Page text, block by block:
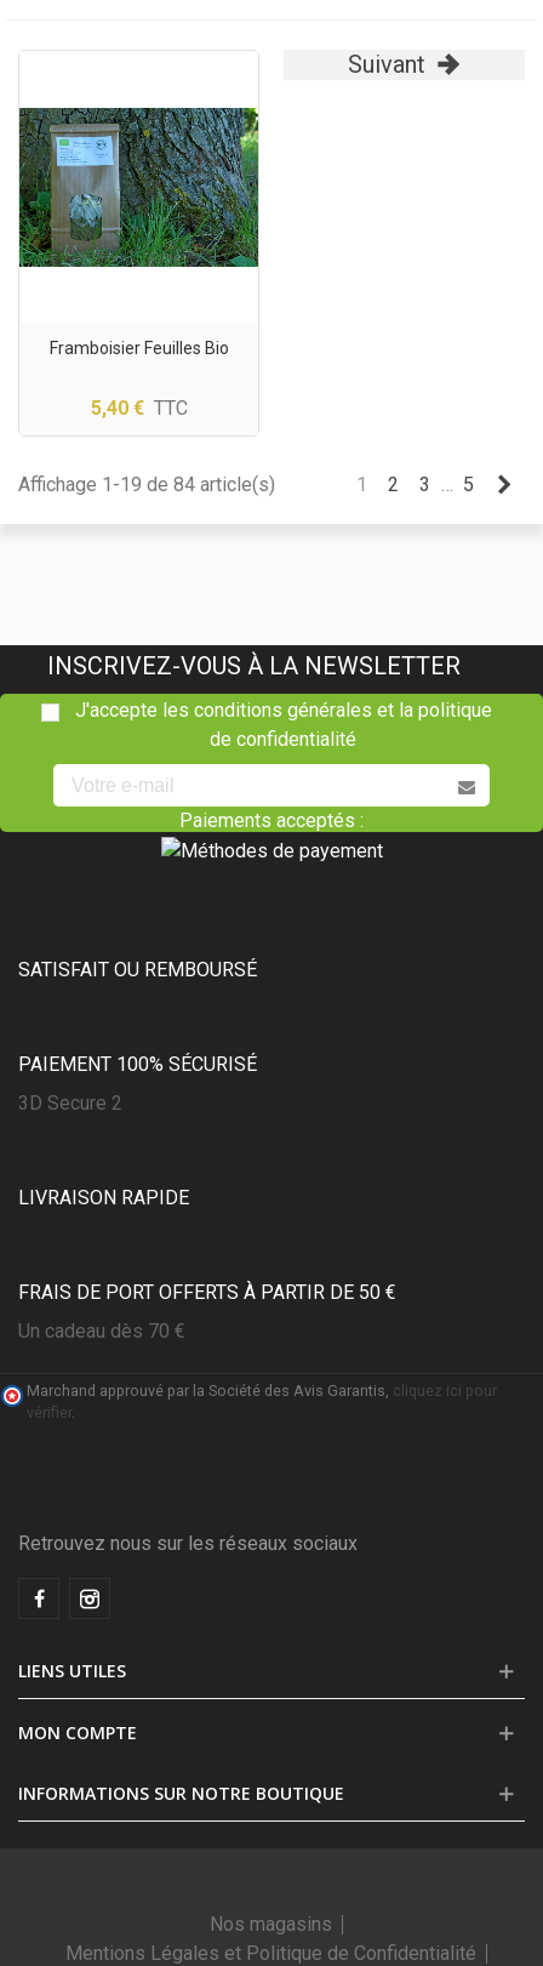
Framboisier Feuilles Bio
5,40 € TTC
Suivant
Affichage 1-19 de 84 article(s) 1 2 3 … 5
INSCRIVEZ-VOUS À LA NEWSLETTER
J'accepte les conditions générales et la politique
de confidentialité
Paiements acceptés :
SATISFAIT OU REMBOURSÉ
PAIEMENT 100% SÉCURISÉ
3D Secure 2
LIVRAISON RAPIDE
FRAIS DE PORT OFFERTS À PARTIR DE 50 €
Un cadeau dès 70 €
Marchand approuvé par la Société des Avis Garantis, cliquez ici pour
vérifier.
Retrouvez nous sur les réseaux sociaux
INFORMATIONS SUR NOTRE BOUTIQUE
LIENS UTILES
MON COMPTE
Nos magasins
Mentions Légales et Politique de Confidentialité